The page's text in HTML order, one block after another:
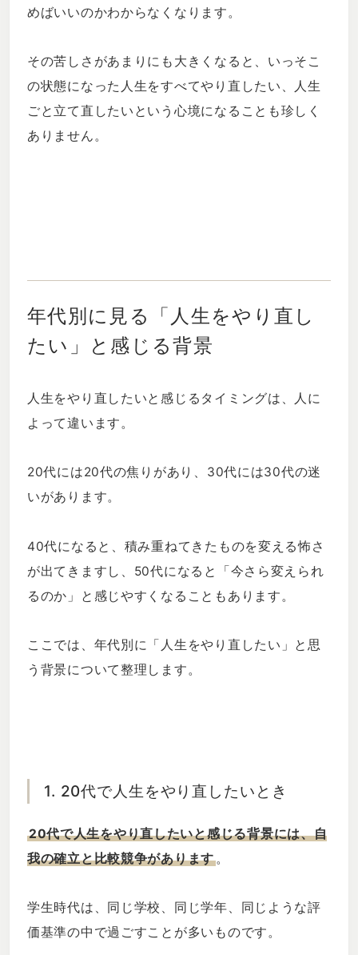
めばいいのかわからなくなります。
その苦しさがあまりにも大きくなると、いっそこ
の状態になった人生をすべてやり直したい、人生
ごと立て直したいという心境になることも珍しく
ありません。
年代別に見る「人生をやり直し
たい」と感じる背景
人生をやり直したいと感じるタイミングは、人に
よって違います。
20代には20代の焦りがあり、30代には30代の迷
いがあります。
40代になると、積み重ねてきたものを変える怖さ
が出てきますし、50代になると「今さら変えられ
るのか」と感じやすくなることもあります。
ここでは、年代別に「人生をやり直したい」と思
う背景について整理します。
1. 20代で人生をやり直したいとき
20代で人生をやり直したいと感じる背景には、自
我の確立と比較競争があります。
学生時代は、同じ学校、同じ学年、同じような評
価基準の中で過ごすことが多いものです。